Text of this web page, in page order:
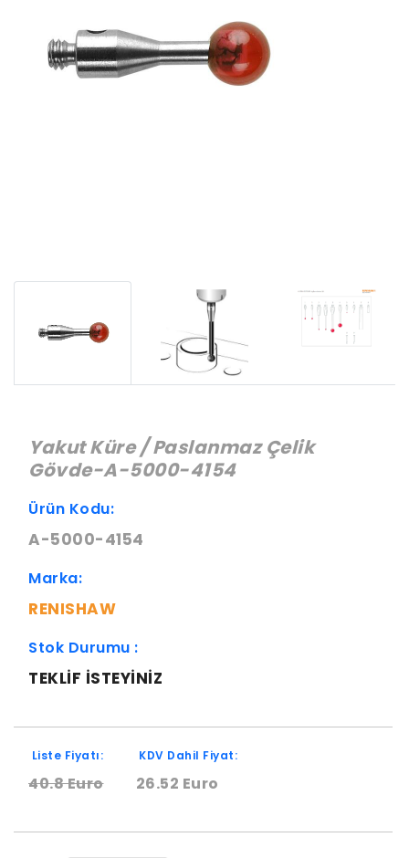
Yakut Küre / Paslanmaz Çelik
Gövde-A-5000-4154
Ürün Kodu:
A-5000-4154
Marka:
RENISHAW
Stok Durumu :
TEKLIF ISTEYINIZ
Liste Fiyatı:
40.8 Euro
KDV Dahil Fiyat:
26.52 Euro